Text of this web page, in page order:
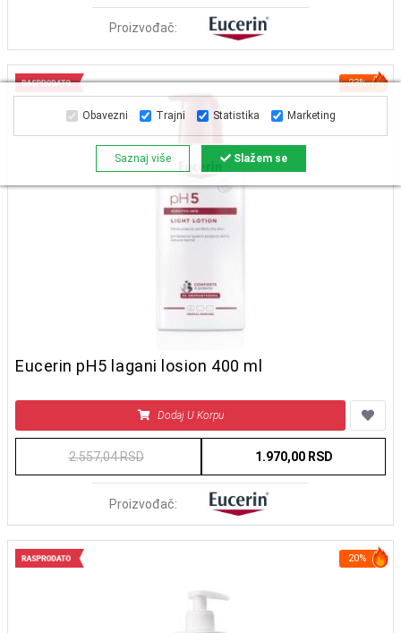
Proizvođač:
23%
Eucerin pH5 lagani losion 400 ml
Dodaj U Korpu
2.557,04 RSD 1.970,00 RSD
Proizvođač:
20%
Obavezni Trajni Statistika Marketing
Saznaj više Slažem se